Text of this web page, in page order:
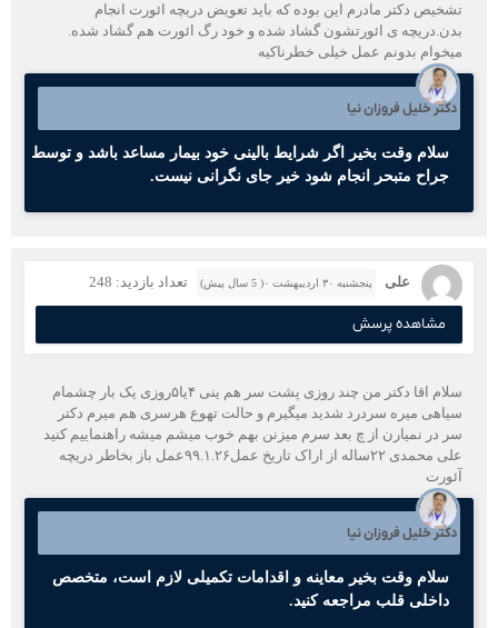
تشخیص دکتر مادرم این بوده که باید تعویض دریچه ائورت انجام
بدن.دریچه ی ائورتشون گشاد شده و خود رگ ائورت هم گشاد شده.
میخوام بدونم عمل خیلی خطرناکیه
دکتر خلیل فروزان نیا
سلام وقت بخیر اگر شرایط بالینی خود بیمار مساعد باشد و توسط
جراح متبحر انجام شود خیر جای نگرانی نیست.
علی پنجشنبه ۳۰ اردیبهشت ۰( 5 سال پیش) تعداد بازدید: 248
مشاهده پرسش
سلام اقا دکتر من چند روزی پشت سر هم ینی ۴یا۵روزی یک بار چشمام
سیاهی میره سردرد شدید میگیرم و حالت تهوع هرسری هم میرم دکتر
سر در نمیارن از چ بعد سرم میزنن بهم خوب میشم میشه راهنماییم کنید
علی محمدی ۲۲ساله از اراک تاریخ عمل۹۹.۱.۲۶عمل باز بخاطر دریچه
آئورت
دکتر خلیل فروزان نیا
سلام وقت بخیر معاینه و اقدامات تکمیلی لازم است، متخصص
داخلی قلب مراجعه کنید.